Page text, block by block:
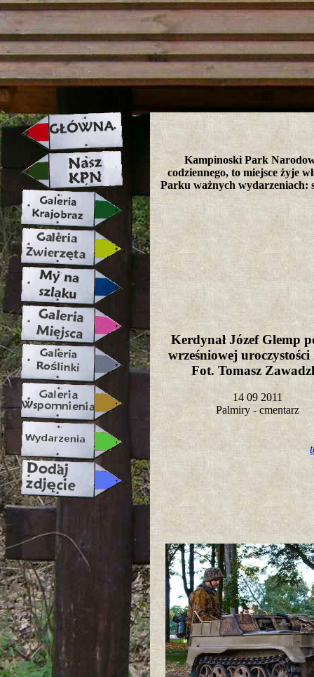
strona w naprawie zapraszamy
Kampinoski Park
codziennego, to miejsce żyje
Parku ważnych wydarzeniach:
Kerdynał Józef Glemp
wrześniowej uroczystości
Fot. Tomasz
14 09 2011
Palmiry - cmentarz